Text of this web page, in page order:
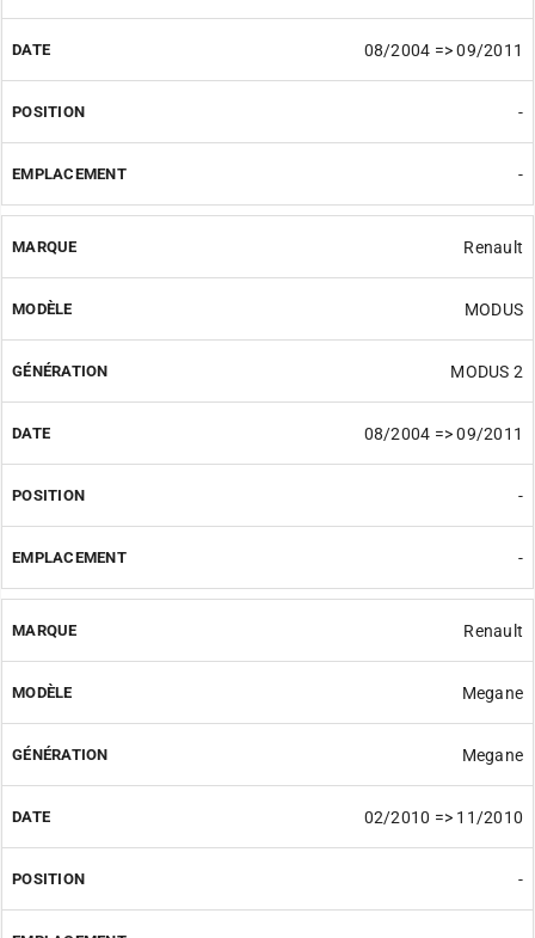
08/2004 => 09/2011
-
-
Renault
MODUS
MODUS 2
08/2004 => 09/2011
-
-
Renault
Megane
Megane
02/2010 => 11/2010
-